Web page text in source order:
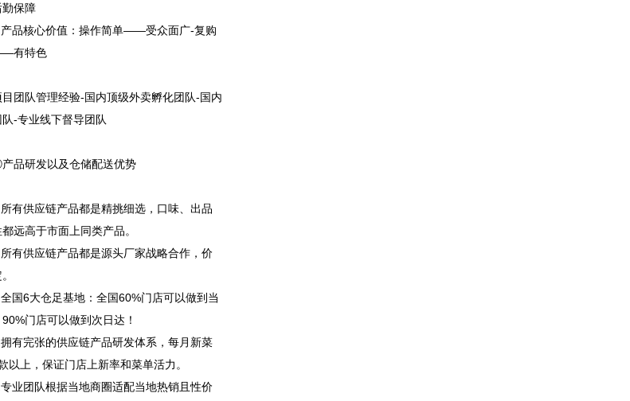
保障
核心价值：操作简单——受众面广-复购
有特色
队管理经验-国内顶级外卖孵化团队-国内
-专业线下督导团队
研发以及仓储配送优势
供应链产品都是精挑细选，口味、出品
远高于市面上同类产品。
供应链产品都是源头厂家战略合作，价
6大仓足基地：全国60%门店可以做到当
90%门店可以做到次日达！
完张的供应链产品研发体系，每月新菜
以上，保证门店上新率和菜单活力。
团队根据当地商圈适配当地热销且性价